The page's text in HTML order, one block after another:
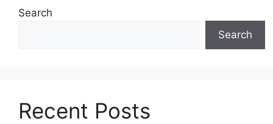
Search
Search
Recent Posts